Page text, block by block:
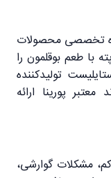
تخصصی محصولات
با طعم بوقلمون را
تولیدکننده
پورینا ارائه
مشکلات گوارشی،